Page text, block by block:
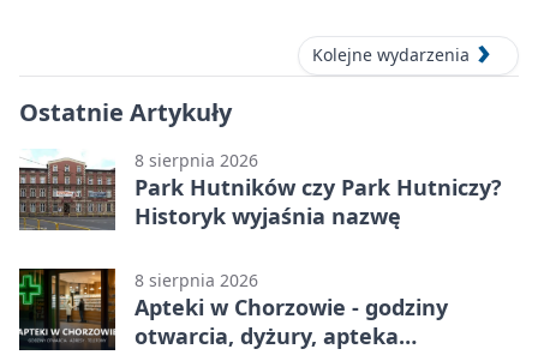
Kolejne wydarzenia
Ostatnie Artykuły
8 sierpnia 2026
Park Hutników czy Park Hutniczy?
Historyk wyjaśnia nazwę
8 sierpnia 2026
Apteki w Chorzowie - godziny
otwarcia, dyżury, apteka